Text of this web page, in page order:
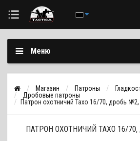
Меню
Магазин Патроны
Дробовые патроны
Патрон охотничий Тахо 16/70, дробь №2,
ПАТРОН ОХОТНИЧИЙ ТАХО 16/